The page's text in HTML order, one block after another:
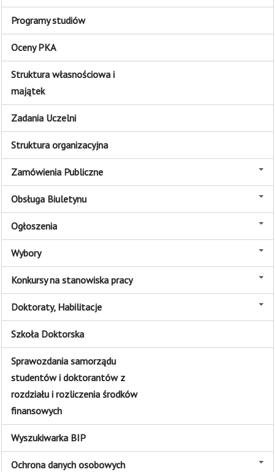
Programy studiów
Oceny PKA
Struktura własnościowa i
majątek
Zadania Uczelni
Struktura organizacyjna
Zamówienia Publiczne
Obsługa Biuletynu
Ogłoszenia
Wybory
Konkursy na stanowiska pracy
Doktoraty, Habilitacje
Szkoła Doktorska
Sprawozdania samorządu
studentów i doktorantów z
rozdziału i rozliczenia środków
finansowych
Wyszukiwarka BIP
Ochrona danych osobowych